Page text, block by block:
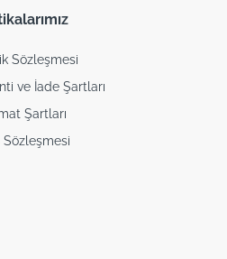
Sözleşmesi
ve İade Şartları
Şartları
Sözleşmesi